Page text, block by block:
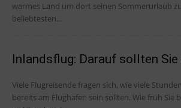
warmes Land um dort seinen Sommerurlaub
beliebtesten...
Inlandsflug: Darauf sollten Sie
Viele Flugreisende fragen sich, wie viele
bereits am Flughafen sein sollten. Wie früh Sie